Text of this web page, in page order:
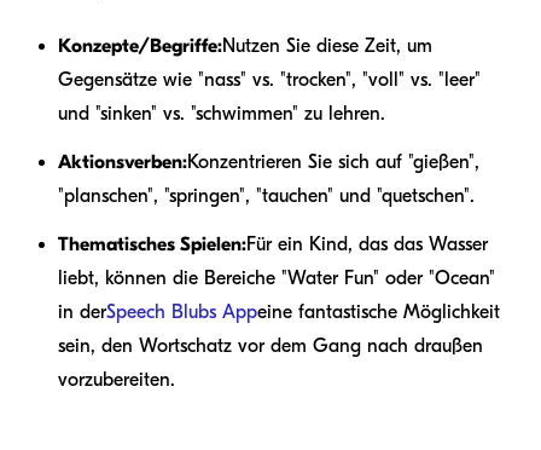
Konzepte/Begriffe:Nutzen Sie diese Zeit, um
Gegensätze wie "nass" vs. "trocken", "voll" vs. "leer"
und "sinken" vs. "schwimmen" zu lehren.
Aktionsverben:Konzentrieren Sie sich auf "gießen",
"planschen", "springen", "tauchen" und "quetschen".
Thematisches Spielen:Für ein Kind, das das Wasser
liebt, können die Bereiche "Water Fun" oder "Ocean"
in derSpeech Blubs Appeine fantastische Möglichkeit
sein, den Wortschatz vor dem Gang nach draußen
vorzubereiten.